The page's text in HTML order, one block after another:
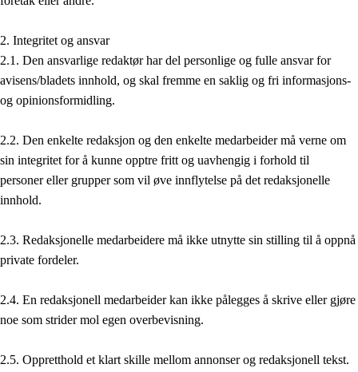
2. Integritet og ansvar
2.1. Den ansvarlige redaktør har del personlige og fulle ansvar for
avisens/bladets innhold, og skal fremme en saklig og fri informasjons-
og opinionsformidling.
2.2. Den enkelte redaksjon og den enkelte medarbeider må verne om
sin integritet for å kunne opptre fritt og uavhengig i forhold til
personer eller grupper som vil øve innflytelse på det redaksjonelle
innhold.
2.3. Redaksjonelle medarbeidere må ikke utnytte sin stilling til å oppnå
private fordeler.
2.4. En redaksjonell medarbeider kan ikke pålegges å skrive eller gjøre
noe som strider mol egen overbevisning.
2.5. Oppretthold et klart skille mellom annonser og redaksjonell tekst.